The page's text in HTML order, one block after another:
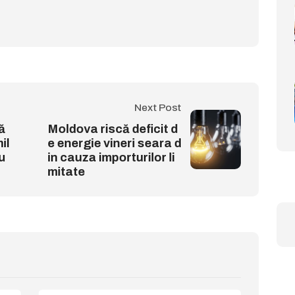
Next Post
Moldova riscă deficit d
e energie vineri seara d
in cauza importurilor li
mitate